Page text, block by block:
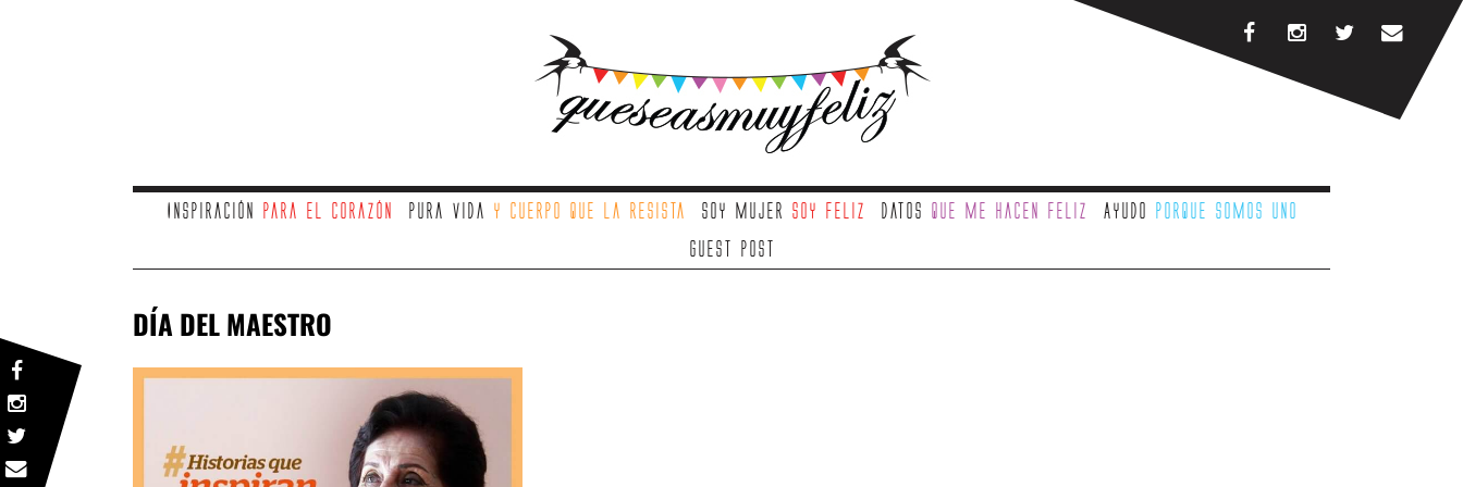
Inspiración para el corazón Pura vida y cuerpo que la resista Soy mujer soy feliz Datos que me hacen feliz Ayudo porque somos uno
Guest Post
DÍA DEL MAESTRO